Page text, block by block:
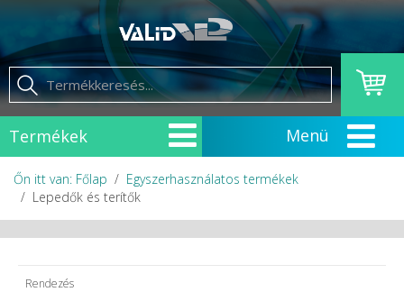
Termékek
Őn itt van: Főlap
Egyszerhasználatos termékek
Lepedők és terítők
Rendezés